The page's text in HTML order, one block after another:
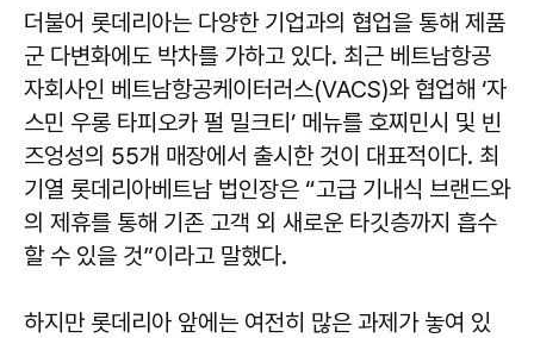
더불어 롯데리아는 다양한 기업과의 협업을 통해 제품
군 다변화에도 박차를 가하고 있다. 최근 베트남항공
자회사인 베트남항공케이터러스(VACS)와 협업해 ‘자
스민 우롱 타피오카 펄 밀크티’ 메뉴를 호찌민시 및 빈
즈엉성의 55개 매장에서 출시한 것이 대표적이다. 최
기열 롯데리아베트남 법인장은 “고급 기내식 브랜드와
의 제휴를 통해 기존 고객 외 새로운 타깃층까지 흡수
할 수 있을 것”이라고 말했다.
하지만 롯데리아 앞에는 여전히 많은 과제가 놓여 있